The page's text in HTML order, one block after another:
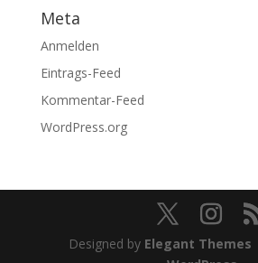
Meta
Anmelden
Eintrags-Feed
Kommentar-Feed
WordPress.org
Designed by Elegant Themes